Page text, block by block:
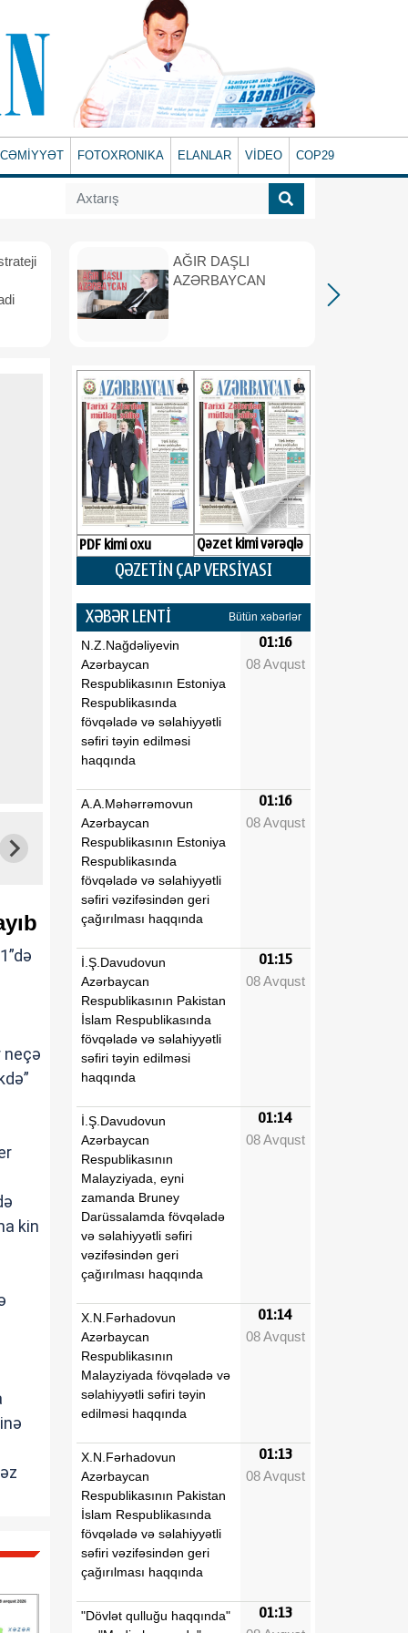
CƏMİYYƏT FOTOXRONIKA ELANLAR VİDEO COP29
AĞIR DAŞLI
AZƏRBAYCAN
neçə
kin
PDF kimi oxu Qəzet kimi vərəqlə
QƏZETİN ÇAP VERSİYASI
XƏBƏR LENTİ Bütün xəbərlər
N.Z.Nağdəliyevin
Azərbaycan
Respublikasının Estoniya
Respublikasında
fövqəladə və səlahiyyətli
səfiri təyin edilməsi
haqqında
01:16
08 Avqust
A.A.Məhərrəmovun
Azərbaycan
Respublikasının Estoniya
Respublikasında
fövqəladə və səlahiyyətli
səfiri vəzifəsindən geri
çağırılması haqqında
01:16
08 Avqust
İ.Ş.Davudovun
Azərbaycan
Respublikasının Pakistan
İslam Respublikasında
fövqəladə və səlahiyyətli
səfiri təyin edilməsi
haqqında
01:15
08 Avqust
İ.Ş.Davudovun
Azərbaycan
Respublikasının
Malayziyada, eyni
zamanda Bruney
Darüssalamda fövqəladə
və səlahiyyətli səfiri
vəzifəsindən geri
çağırılması haqqında
01:14
08 Avqust
X.N.Fərhadovun
Azərbaycan
Respublikasının
Malayziyada fövqəladə və
səlahiyyətli səfiri təyin
edilməsi haqqında
01:14
08 Avqust
X.N.Fərhadovun
Azərbaycan
Respublikasının Pakistan
İslam Respublikasında
fövqəladə və səlahiyyətli
səfiri vəzifəsindən geri
çağırılması haqqında
01:13
08 Avqust
"Dövlət qulluğu haqqında"
01:13